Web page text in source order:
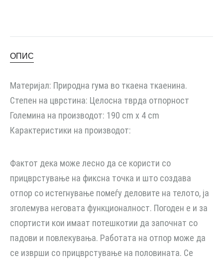
ОПИС
Материјал: Природна гума во ткаена ткаенина.
Степен на цврстина: Целосна тврда отпорност
Големина на производот: 190 cm x 4 cm
Карактеристики на производот:
Фактот дека може лесно да се користи со
прицврстување на фиксна точка и што создава
отпор со истегнување помеѓу деловите на телото, ја
зголемува неговата функционалност. Погоден е и за
спортисти кои имаат потешкотии да започнат со
падови и повлекувања. Работата на отпор може да
се изврши со прицврстување на половината. Се